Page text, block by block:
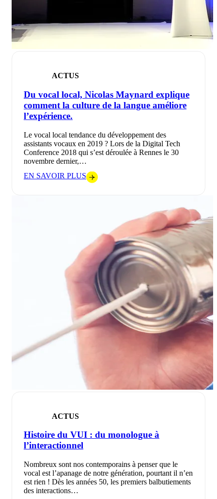
ACTUS
Du vocal local, Nicolas Maynard explique
comment la culture de la langue améliore
l’expérience.
Le vocal local tendance du développement des
assistants vocaux en 2019 ? Lors de la Digital Tech
Conference 2018 qui s’est déroulée à Rennes le 30
novembre dernier,…
EN SAVOIR PLUS
ACTUS
Histoire du VUI : du monologue à
l’interactionnel
Nombreux sont nos contemporains à penser que le
vocal est l’apanage de notre génération, pourtant il n’en
est rien ! Dès les années 50, les premiers balbutiements
des interactions…